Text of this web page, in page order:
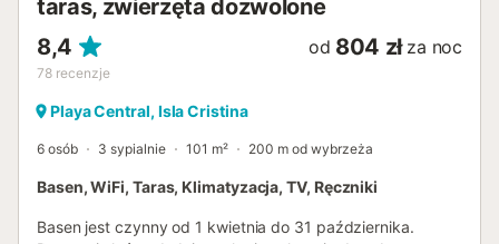
taras, zwierzęta dozwolone
8,4
78 recenzje
od 804 zł za noc
Playa Central, Isla Cristina
6 osób 3 sypialnie 101 m² 200 m od wybrzeża
Basen, WiFi, Taras, Klimatyzacja, TV, Ręczniki
Basen jest czynny od 1 kwietnia do 31 października.